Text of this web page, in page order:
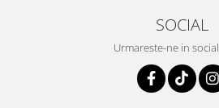
SOCIAL
Urmareste-ne in